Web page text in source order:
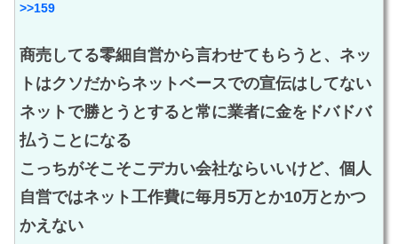
>>159
商売してる零細自営から言わせてもらうと、ネッ
トはクソだからネットベースでの宣伝はしてない
ネットで勝とうとすると常に業者に金をドバドバ
払うことになる
こっちがそこそこデカい会社ならいいけど、個人
自営ではネット工作費に毎月5万とか10万とかつ
かえない